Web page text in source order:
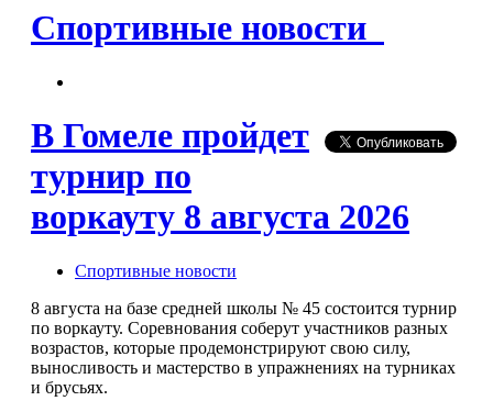
Спортивные новости
В Гомеле пройдет
турнир по
воркауту 8 августа 2026
Спортивные новости
8 августа на базе средней школы № 45 состоится турнир
по воркауту. Соревнования соберут участников разных
возрастов, которые продемонстрируют свою силу,
выносливость и мастерство в упражнениях на турниках
и брусьях.